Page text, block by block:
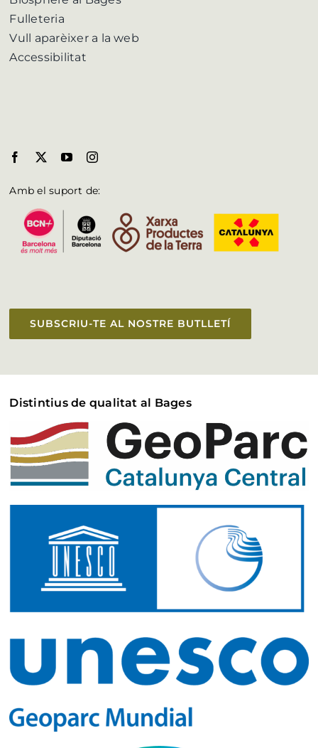
Fulleteria
Vull aparèixer a la web
Accessibilitat
Amb el suport de:
SUBSCRIU-TE AL NOSTRE BUTLLETÍ
Distintius de qualitat al Bages